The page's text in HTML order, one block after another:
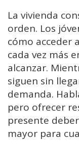
La vivienda
orden. Los
cómo acceder
cada vez más
alcanzar.
siguen sin
demanda.
pero ofrecer
presente
mayor para